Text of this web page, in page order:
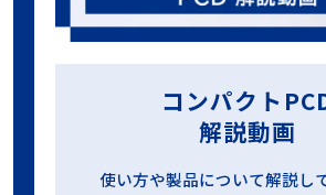
コンパクト
解説動画
使い方や製品について解説し